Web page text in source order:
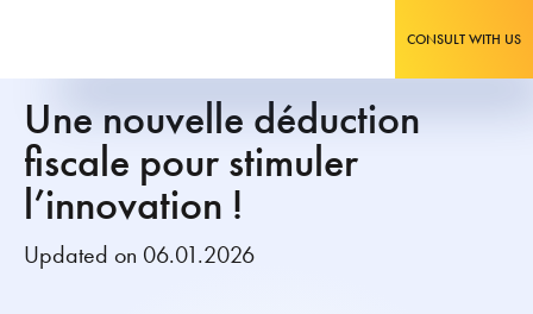
CONSULT WITH US
Une nouvelle déduction
fiscale pour stimuler
l’innovation !
Updated on 06.01.2026